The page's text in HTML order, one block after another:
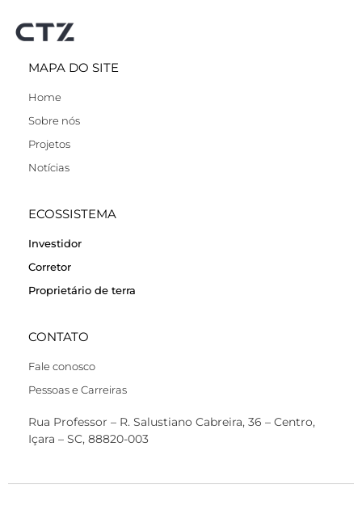
MAPA DO SITE
Home
Sobre nós
Projetos
Notícias
ECOSSISTEMA
Investidor
Corretor
Proprietário de terra
CONTATO
Fale conosco
Pessoas e Carreiras
Rua Professor – R. Salustiano Cabreira, 36 – Centro,
Içara – SC, 88820-003